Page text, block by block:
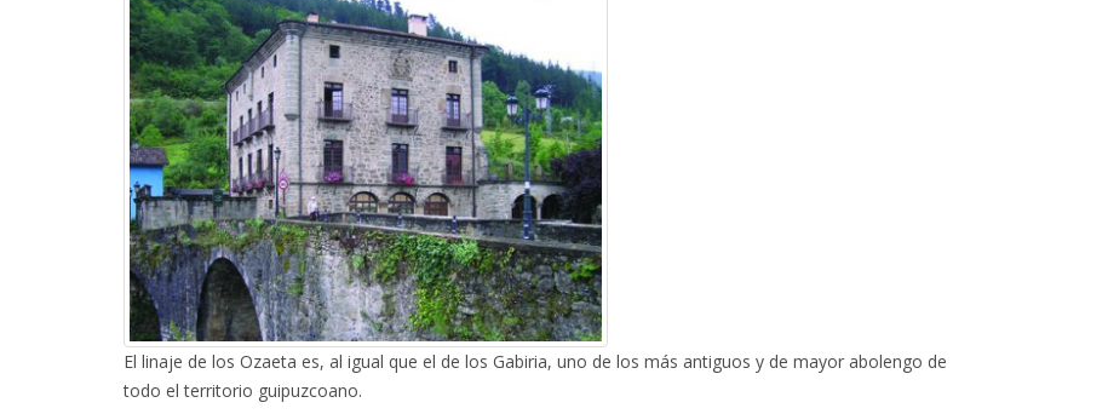
El linaje de los Ozaeta es, al igual que el de los Gabiria, uno de los más antiguos y de mayor abolengo de
todo el territorio guipuzcoano.